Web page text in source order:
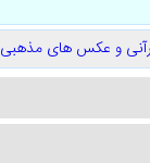
و عکس های مذهبی